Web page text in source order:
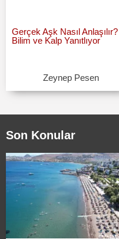
Gerçek Aşk Nasıl Anlaşılır?
Bilim ve Kalp Yanıtlıyor
Zeynep Pesen
Son Konular